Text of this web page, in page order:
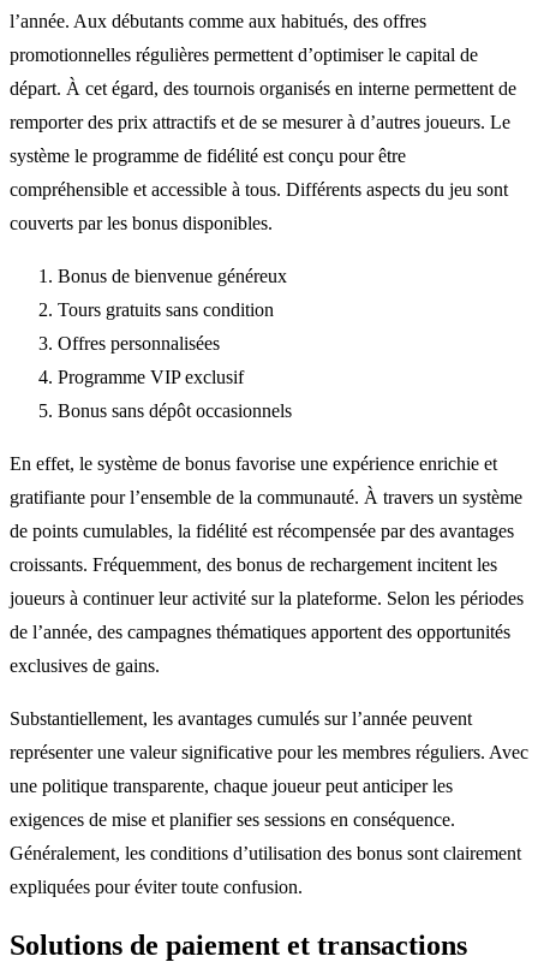
l’année. Aux débutants comme aux habitués, des offres
promotionnelles régulières permettent d’optimiser le capital de
départ. À cet égard, des tournois organisés en interne permettent de
remporter des prix attractifs et de se mesurer à d’autres joueurs. Le
système le programme de fidélité est conçu pour être
compréhensible et accessible à tous. Différents aspects du jeu sont
couverts par les bonus disponibles.
Bonus de bienvenue généreux
Tours gratuits sans condition
Offres personnalisées
Programme VIP exclusif
Bonus sans dépôt occasionnels
En effet, le système de bonus favorise une expérience enrichie et
gratifiante pour l’ensemble de la communauté. À travers un système
de points cumulables, la fidélité est récompensée par des avantages
croissants. Fréquemment, des bonus de rechargement incitent les
joueurs à continuer leur activité sur la plateforme. Selon les périodes
de l’année, des campagnes thématiques apportent des opportunités
exclusives de gains.
Substantiellement, les avantages cumulés sur l’année peuvent
représenter une valeur significative pour les membres réguliers. Avec
une politique transparente, chaque joueur peut anticiper les
exigences de mise et planifier ses sessions en conséquence.
Généralement, les conditions d’utilisation des bonus sont clairement
expliquées pour éviter toute confusion.
Solutions de paiement et transactions